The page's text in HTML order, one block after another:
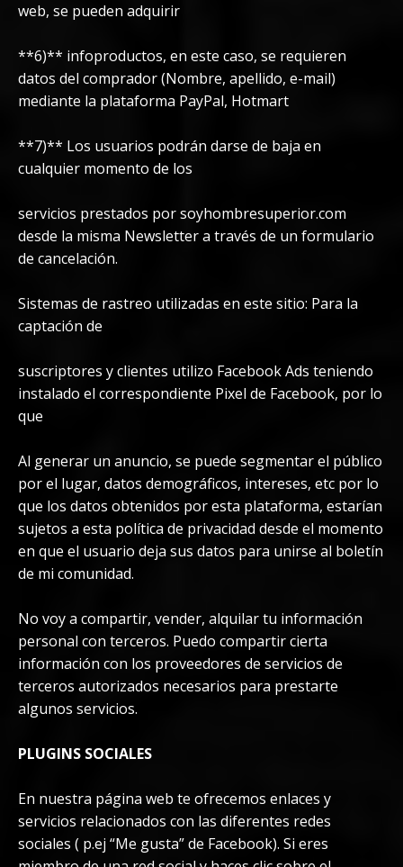
web, se pueden adquirir
**6)** infoproductos, en este caso, se requieren
datos del comprador (Nombre, apellido, e-mail)
mediante la plataforma PayPal, Hotmart
**7)** Los usuarios podrán darse de baja en
cualquier momento de los
servicios prestados por soyhombresuperior.com
desde la misma Newsletter a través de un formulario
de cancelación.
Sistemas de rastreo utilizadas en este sitio: Para la
captación de
suscriptores y clientes utilizo Facebook Ads teniendo
instalado el correspondiente Pixel de Facebook, por lo
que
Al generar un anuncio, se puede segmentar el público
por el lugar, datos demográficos, intereses, etc por lo
que los datos obtenidos por esta plataforma, estarían
sujetos a esta política de privacidad desde el momento
en que el usuario deja sus datos para unirse al boletín
de mi comunidad.
No voy a compartir, vender, alquilar tu información
personal con terceros. Puedo compartir cierta
información con los proveedores de servicios de
terceros autorizados necesarios para prestarte
algunos servicios.
PLUGINS SOCIALES
En nuestra página web te ofrecemos enlaces y
servicios relacionados con las diferentes redes
sociales ( p.ej “Me gusta” de Facebook). Si eres